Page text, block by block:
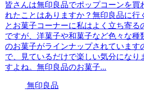
皆さんは無印良品でポップコーンを買
れたことはありますか？無印良品に行
とお菓子コーナーに私はよく立ち寄る
ですが、洋菓子や和菓子など色々な種
のお菓子がラインナップされています
で、見ているだけで楽しい気分になり
すよね。無印良品のお菓子...
無印良品